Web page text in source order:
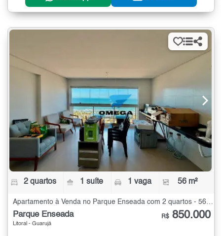
2 quartos 1 suíte 1 vaga 56 m²
Apartamento à Venda no Parque Enseada com 2 quartos - 56 m²
Parque Enseada
Litoral - Guarujá
R$ 850.000